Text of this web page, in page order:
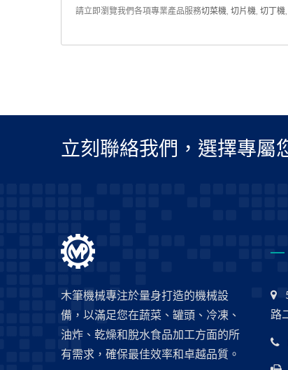
請立即瀏覽我們各項專業產品服務切菜機 切片機 切丁機
立刻聯絡我們，選擇專屬
木筆機械專注於量身打造的機械設
備，以滿足您在蔬菜、罐頭、冷凍、
油炸、乾燥和脫水食品加工方面的所
有需求，確保最佳效率和卓越品質。
路